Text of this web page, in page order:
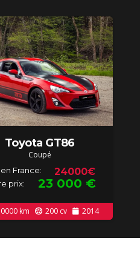
Toyota GT86
Coupé
France: 24000€
prix: 23 000 €
km 200cv 2014